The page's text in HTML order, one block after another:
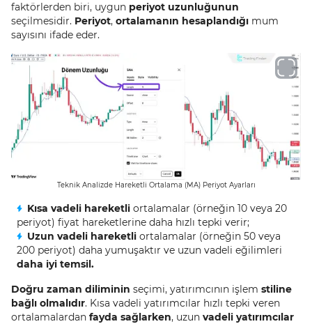
faktörlerden biri, uygun periyot uzunluğunun
seçilmesidir. Periyot, ortalamanın hesaplandığı mum
sayısını ifade eder.
Teknik Analizde Hareketli Ortalama (MA) Periyot Ayarları
Kısa vadeli hareketli ortalamalar (örneğin 10 veya 20
periyot) fiyat hareketlerine daha hızlı tepki verir;
Uzun vadeli hareketli ortalamalar (örneğin 50 veya
200 periyot) daha yumuşaktır ve uzun vadeli eğilimleri
daha iyi temsil.
Doğru zaman diliminin seçimi, yatırımcının işlem stiline
bağlı olmalıdır. Kısa vadeli yatırımcılar hızlı tepki veren
ortalamalardan fayda sağlarken, uzun vadeli yatırımcılar